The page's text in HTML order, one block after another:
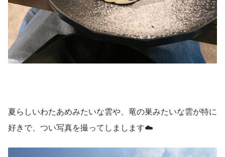
夏らしいわたあめみたいな雲や、竜の巣みたいな雲が特に
好きで、つい写真を撮ってしまします☁️